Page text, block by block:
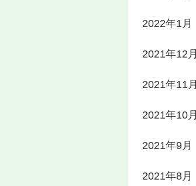
2022年1月
2021年12月
2021年11月
2021年10月
2021年9月
2021年8月